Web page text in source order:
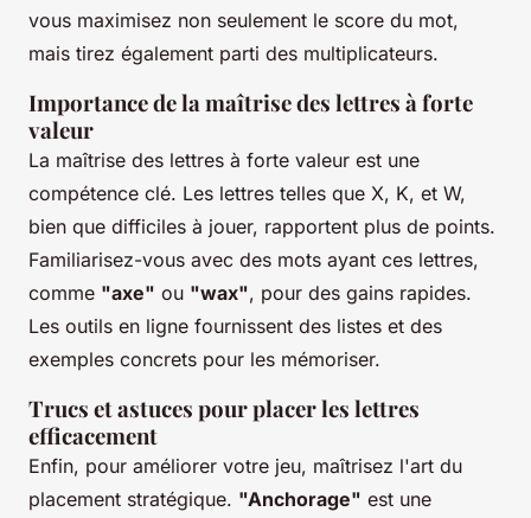
vous maximisez non seulement le score du mot,
mais tirez également parti des multiplicateurs.
Importance de la maîtrise des lettres à forte
valeur
La maîtrise des lettres à forte valeur est une
compétence clé. Les lettres telles que X, K, et W,
bien que difficiles à jouer, rapportent plus de points.
Familiarisez-vous avec des mots ayant ces lettres,
comme "axe" ou "wax", pour des gains rapides.
Les outils en ligne fournissent des listes et des
exemples concrets pour les mémoriser.
Trucs et astuces pour placer les lettres
efficacement
Enfin, pour améliorer votre jeu, maîtrisez l'art du
placement stratégique. "Anchorage" est une